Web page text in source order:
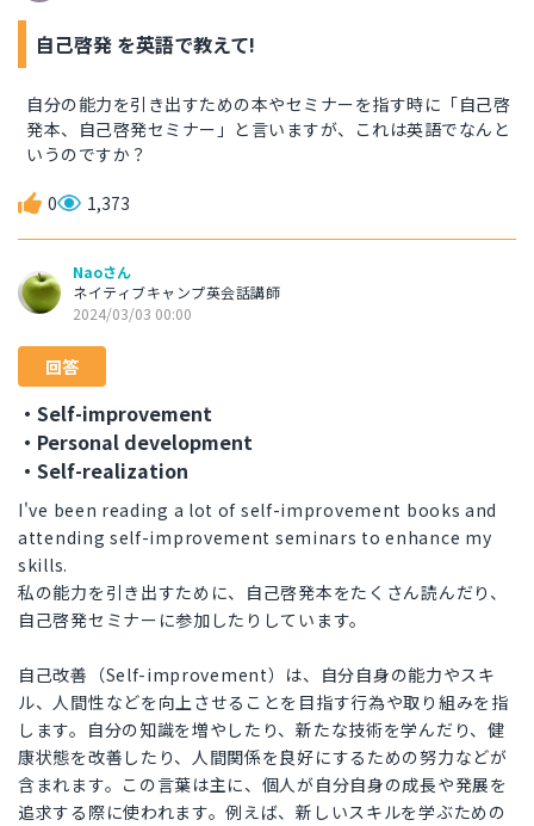
自己啓発 を英語で教えて!
自分の能力を引き出すための本やセミナーを指す時に「自己啓
発本、自己啓発セミナー」と言いますが、これは英語でなんと
いうのですか？
0 1,373
Naoさん
ネイティブキャンプ英会話講師
2024/03/03 00:00
回答
・Self-improvement
・Personal development
・Self-realization
I've been reading a lot of self-improvement books and
attending self-improvement seminars to enhance my
skills.
私の能力を引き出すために、自己啓発本をたくさん読んだり、
自己啓発セミナーに参加したりしています。
自己改善（Self-improvement）は、自分自身の能力やスキ
ル、人間性などを向上させることを目指す行為や取り組みを指
します。自分の知識を増やしたり、新たな技術を学んだり、健
康状態を改善したり、人間関係を良好にするための努力などが
含まれます。この言葉は主に、個人が自分自身の成長や発展を
追求する際に使われます。例えば、新しいスキルを学ぶための